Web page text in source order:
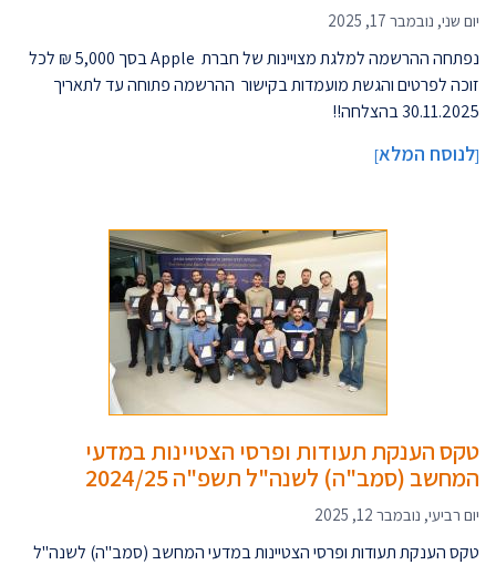
יום שני, נובמבר 17, 2025
נפתחה ההרשמה למלגת מצויינות של חברת Apple בסך 5,000 ₪ לכל
זוכה לפרטים והגשת מועמדות בקישור ההרשמה פתוחה עד לתאריך
30.11.2025 בהצלחה!!
[לנוסח המלא]
טקס הענקת תעודות ופרסי הצטיינות במדעי
המחשב (סמב"ה) לשנה"ל תשפ"ה 2024/25
יום רביעי, נובמבר 12, 2025
טקס הענקת תעודות ופרסי הצטיינות במדעי המחשב (סמב"ה) לשנה"ל